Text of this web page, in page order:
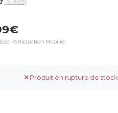
Participation Mobilier
Produit en rupture de stock